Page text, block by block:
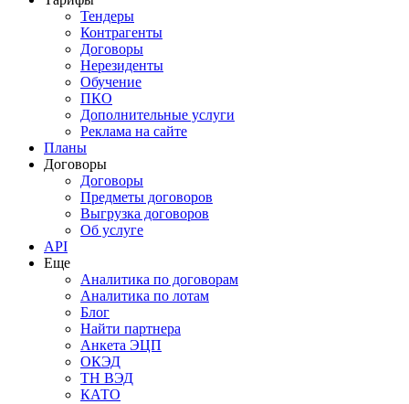
Тендеры
Контрагенты
Договоры
Нерезиденты
Обучение
ПКО
Дополнительные услуги
Реклама на сайте
Планы
Договоры
Договоры
Предметы договоров
Выгрузка договоров
Об услуге
API
Еще
Аналитика по договорам
Аналитика по лотам
Блог
Найти партнера
Анкета ЭЦП
ОКЭД
ТН ВЭД
КАТО